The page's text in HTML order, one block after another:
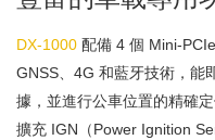
DX-1000 配備 4 個 Mini-
GNSS、4G 和藍牙技術，能
據，並進行公車位置的精確
擴充 IGN（Power Ignition